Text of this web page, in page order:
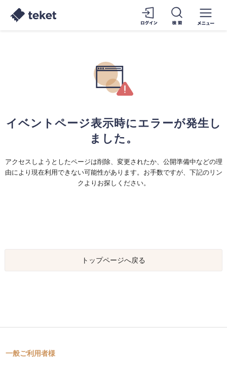
イベントページ表示時にエラーが発生し
ました。
アクセスしようとしたページは削除、変更されたか、公開準備中などの理
由により現在利用できない可能性があります。お手数ですが、下記のリン
クよりお探しください。
トップページへ戻る
一般ご利用者様